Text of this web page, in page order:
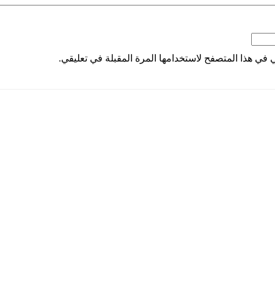
في هذا المتصفح لاستخدامها المرة المقبلة في تعليقي.